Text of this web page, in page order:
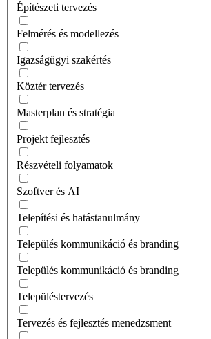
Építészeti tervezés
Felmérés és modellezés
Igazságügyi szakértés
Köztér tervezés
Masterplan és stratégia
Projekt fejlesztés
Részvételi folyamatok
Szoftver és AI
Telepítési és hatástanulmány
Település kommunikáció és branding
Település kommunikáció és branding
Településtervezés
Tervezés és fejlesztés menedzsment